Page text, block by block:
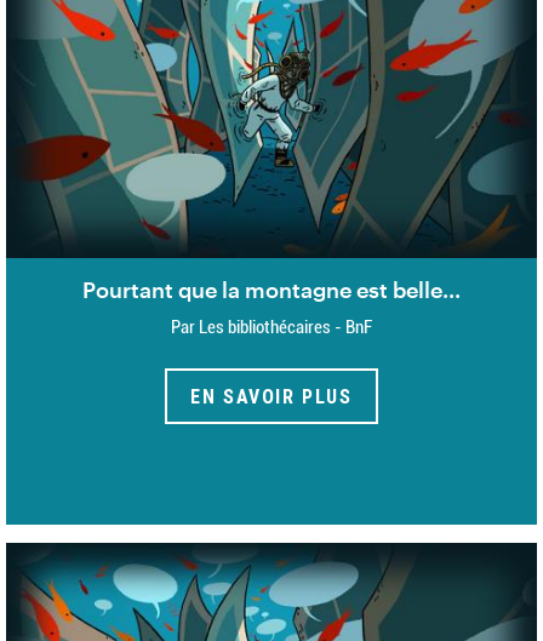
Pourtant que la montagne est belle...
Par Les bibliothécaires - BnF
EN SAVOIR PLUS